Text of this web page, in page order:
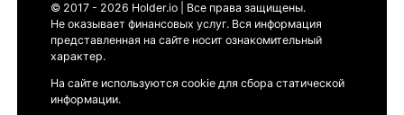
© 2017 - 2026 Holder.io | Все права защищены.
Не оказывает финансовых услуг. Вся информация
представленная на сайте носит ознакомительный
характер.
На сайте используются cookie для сбора статической
информации.